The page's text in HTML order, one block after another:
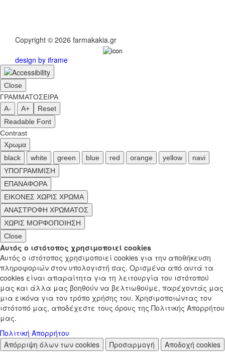
Copyright © 2026 farmakakia.gr
design by iframe
Close
ΓΡΑΜΜΑΤΟΣΕΙΡΑ
A-
A+
Reset
Readable Font
Contrast
Χρωμα
black
white green blue red orange yellow
navi
ΥΠΟΓΡΑΜΜΙΣΗ
ΕΠΑΝΑΦΟΡΑ
ΕΙΚΟΝΕΣ ΧΩΡΙΣ ΧΡΩΜΑ
ΑΝΑΣΤΡΟΦΗ ΧΡΩΜΑΤΟΣ
ΧΩΡΙΣ ΜΟΡΦΟΠΟΙΗΣΗ
Close
Αυτός ο ιστότοπος χρησιμοποιεί cookies
Αυτός ο ιστότοπος χρησιμοποιεί cookies για την αποθήκευση
πληροφοριών στον υπολογιστή σας. Ορισμένα από αυτά τα
cookies είναι απαραίτητα για τη λειτουργία του ιστότοπού
μας και άλλα μας βοηθούν να βελτιωθούμε, παρέχοντάς μας
μια εικόνα για τον τρόπο χρήσης του. Χρησιμοποιώντας τον
ιστότοπό μας, αποδέχεστε τους όρους της Πολιτικής Απορρήτου
μας.
Πολιτική Απορρήτου
Απόρριψη όλων των cookies
Προσαρμογή Αποδοχή cookies